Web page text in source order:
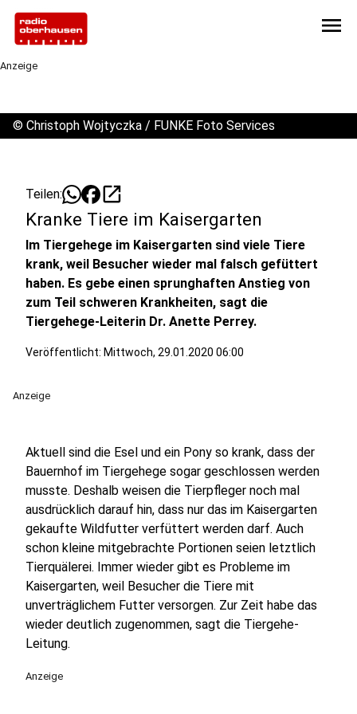
menu
Anzeige
© Christoph Wojtyczka / FUNKE Foto Services
Teilen: open_in_new
Kranke Tiere im Kaisergarten
Im Tiergehege im Kaisergarten sind viele Tiere
krank, weil Besucher wieder mal falsch gefüttert
haben. Es gebe einen sprunghaften Anstieg von
zum Teil schweren Krankheiten, sagt die
Tiergehege-Leiterin Dr. Anette Perrey.
Veröffentlicht: Mittwoch, 29.01.2020 06:00
Anzeige
Aktuell sind die Esel und ein Pony so krank, dass der
Bauernhof im Tiergehege sogar geschlossen werden
musste. Deshalb weisen die Tierpfleger noch mal
ausdrücklich darauf hin, dass nur das im Kaisergarten
gekaufte Wildfutter verfüttert werden darf. Auch
schon kleine mitgebrachte Portionen seien letztlich
Tierquälerei. Immer wieder gibt es Probleme im
Kaisergarten, weil Besucher die Tiere mit
unverträglichem Futter versorgen. Zur Zeit habe das
wieder deutlich zugenommen, sagt die Tiergehe-
Leitung.
Anzeige